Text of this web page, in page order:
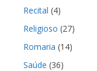
Recital (4)
Religioso (27)
Romaria (14)
Saúde (36)